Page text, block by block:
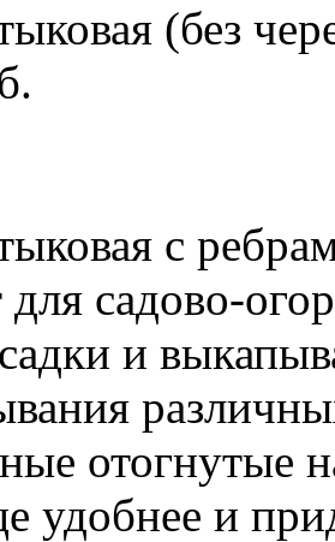
(без
с
садово-
и
отогнутые
удобнее и